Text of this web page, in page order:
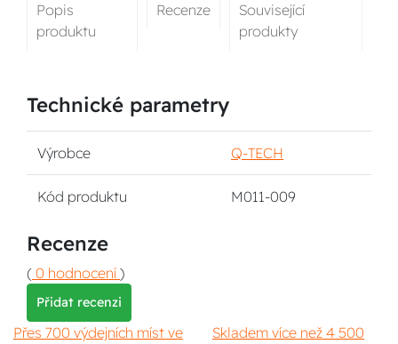
Popis
produktu
Recenze
Související
produkty
Technické parametry
Výrobce Q-TECH
Kód produktu M011-009
Recenze
( 0 hodnocení )
Přidat recenzi
Přes 700 výdejních míst ve
Skladem více než 4 500